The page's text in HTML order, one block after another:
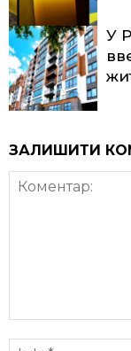
У
ЗАЛИШИТИ